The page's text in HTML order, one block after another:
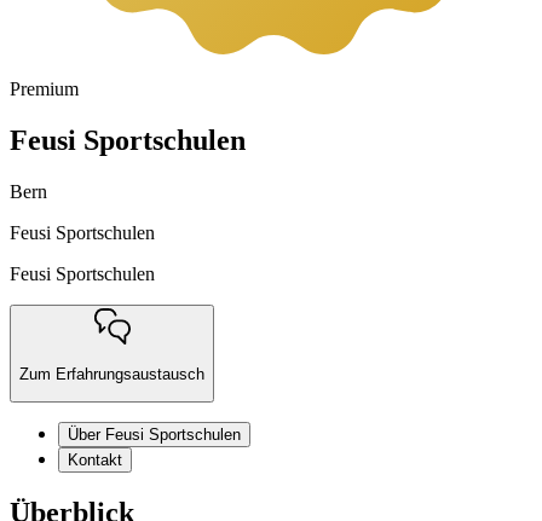
Premium
Feusi Sportschulen
Bern
Feusi Sportschulen
Feusi Sportschulen
Zum Erfahrungsaustausch
Über Feusi Sportschulen
Kontakt
Überblick